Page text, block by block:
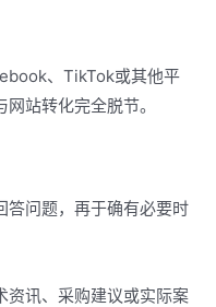
、TikTok或其他平
站转化完全脱节。
答问题，再于确有必要时
资讯、采购建议或实际案